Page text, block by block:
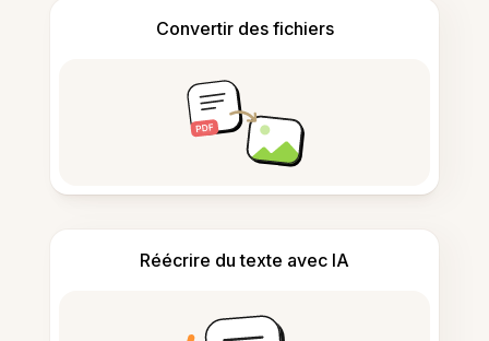
Convertir des fichiers
Réécrire du texte avec IA